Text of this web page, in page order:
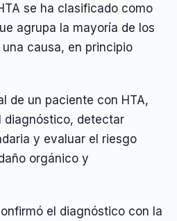
se ha clasificado como
agrupa la mayoría de los
causa, en principio
de un paciente con HTA,
diagnóstico, detectar
y evaluar el riesgo
orgánico y
el diagnóstico con la